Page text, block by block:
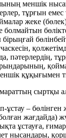
меншік
тұрғын
жеке
пәтерлердің,
құқығымен
сыртқы
ұстау – бөлінген
жағдайда)
ұстауға,
нысандары,